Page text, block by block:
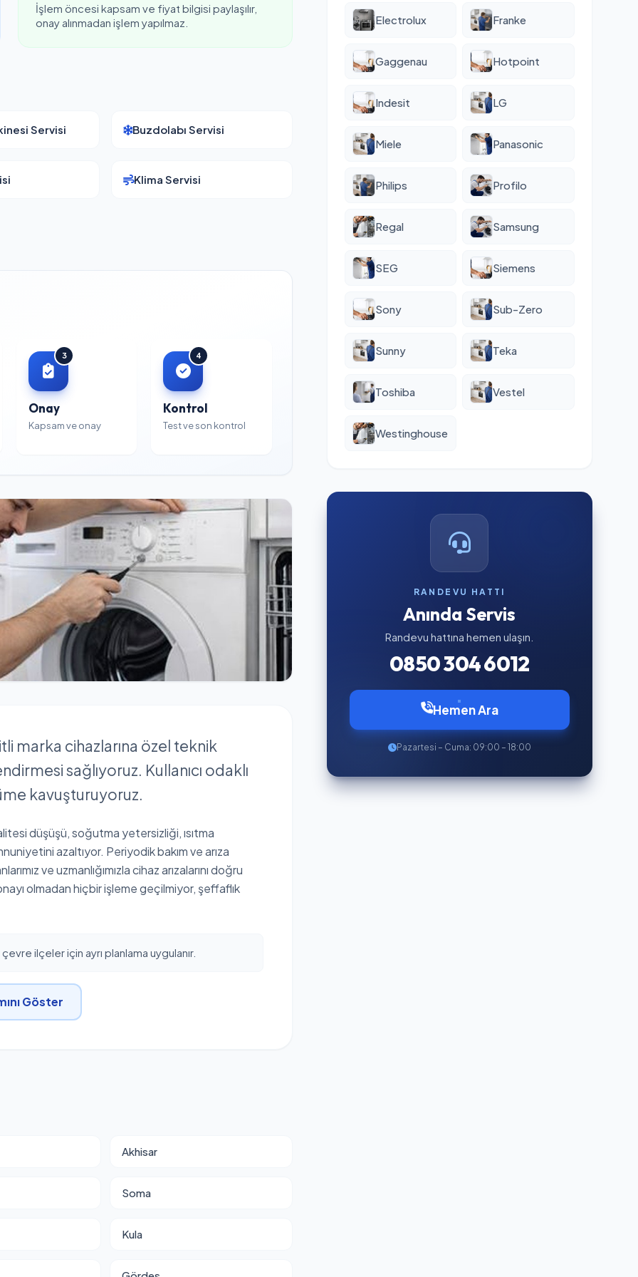
İşlem öncesi kapsam ve fiyat bilgisi paylaşılır,
onay alınmadan işlem yapılmaz.
Servisi Buzdolabı Servisi
Klima Servisi
3
Onay
Kapsam ve onay
4
Kontrol
Test ve son kontrol
marka cihazlarına özel teknik
sağlıyoruz. Kullanıcı odaklı
kavuşturuyoruz.
düşüşü, soğutma yetersizliği, ısıtma
azaltıyor. Periyodik bakım ve arıza
ve uzmanlığımızla cihaz arızalarını doğru
olmadan hiçbir işleme geçilmiyor, şeffaflık
ilçeler için ayrı planlama uygulanır.
Göster
Akhisar
Soma
Kula
Electrolux Franke
Gaggenau Hotpoint
Indesit LG
Miele Panasonic
Philips Profilo
Regal Samsung
SEG Siemens
Sony Sub-Zero
Sunny Teka
Toshiba Vestel
Westinghouse
RANDEVU HATTI
Anında Servis
Randevu hattına hemen ulaşın.
0850 304 6012
Hemen Ara
Pazartesi – Cuma: 09:00 – 18:00